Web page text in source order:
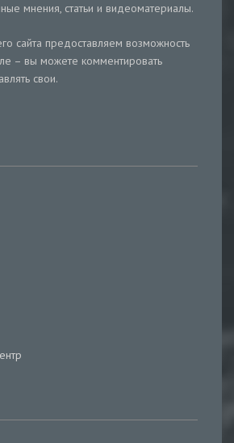
мнения, статьи и видеоматериалы.
сайта предоставляем возможность
– вы можете комментировать
свои.